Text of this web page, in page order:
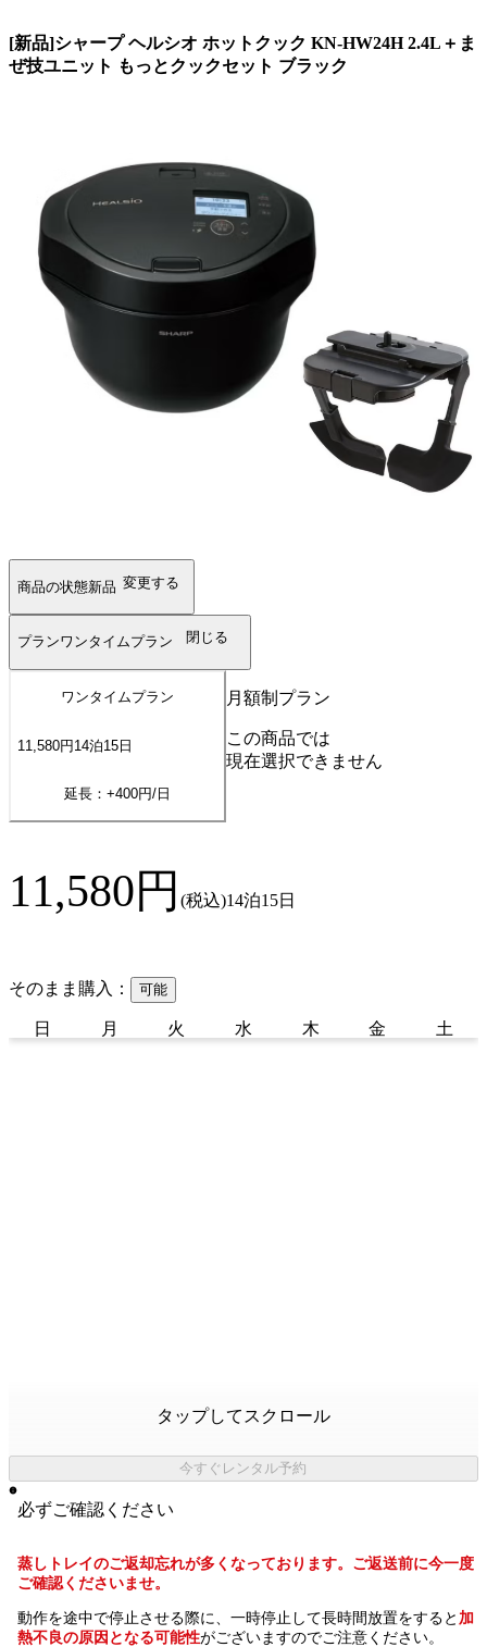
[新品]シャープ ヘルシオ ホットクック KN-HW24H 2.4L＋ま
ぜ技ユニット もっとクックセット ブラック
商品の状態新品 変更する
プランワンタイムプラン 閉じる
ワンタイムプラン
11,580円14泊15日
延長：+400円/日
月額制プラン
この商品では
現在選択できません
11,580円 (税込)14泊15日
そのまま購入： 可能
日 月 火 水 木 金 土
タップしてスクロール
今すぐレンタル予約
必ずご確認ください
蒸しトレイのご返却忘れが多くなっております。ご返送前に今一度
ご確認くださいませ。
動作を途中で停止させる際に、一時停止して長時間放置をすると 加
熱不良の原因となる可能性がございますのでご注意ください。